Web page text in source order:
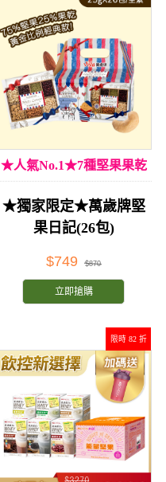
★人氣No.1★7種堅果果乾
★獨家限定★萬歲牌堅
果日記(26包)
$749 $870
立即搶購
限時 82 折